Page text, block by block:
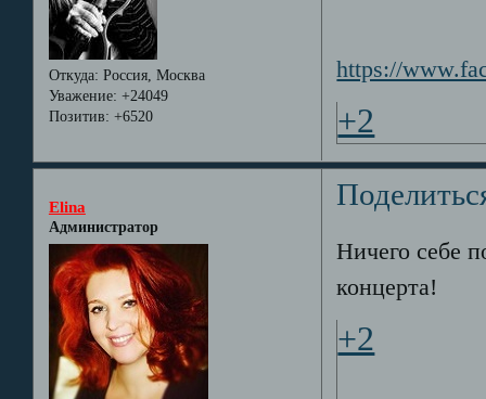
Откуда: Россия, Москва
Уважение: +24049
Позитив: +6520
https://
+2
Elina
Администратор
Ничего себе
концерта!
+2